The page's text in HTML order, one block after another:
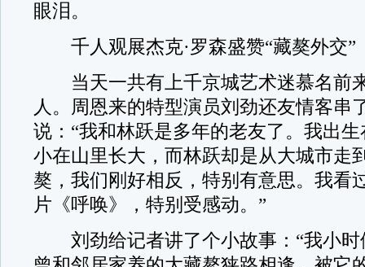
眼泪。
千人观展杰克·罗森盛赞“藏獒外交”
当天一共有上千京城艺术迷慕名前
人。周恩来的特型演员刘劲还友情客串
说：“我和林跃是多年的老友了。我出
小在山里长大，而林跃却是从大城市走
獒，我们刚好相反，特别有意思。我看
片《呼唤》，特别受感动。”
刘劲给记者讲了个小故事：“我小时